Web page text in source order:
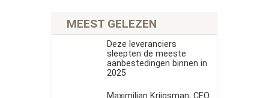
MEEST GELEZEN
Deze leveranciers
sleepten de meeste
aanbestedingen binnen in
2025